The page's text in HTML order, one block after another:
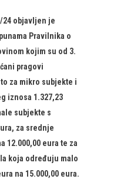
24 objavljen je
Pravilnika o
kojim su od 3.
pragovi
za mikro subjekte i
iznosa 1.327,23
subjekte s
za srednje
12.000,00 eura te za
koja određuju malo
na 15.000,00 eura.